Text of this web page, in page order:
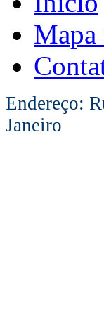
Mapa
Endereço:
Janeiro